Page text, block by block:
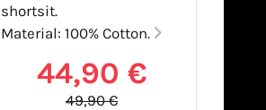
shortsit.
Material: 100% Cotton.
44,90 €
49,90 €